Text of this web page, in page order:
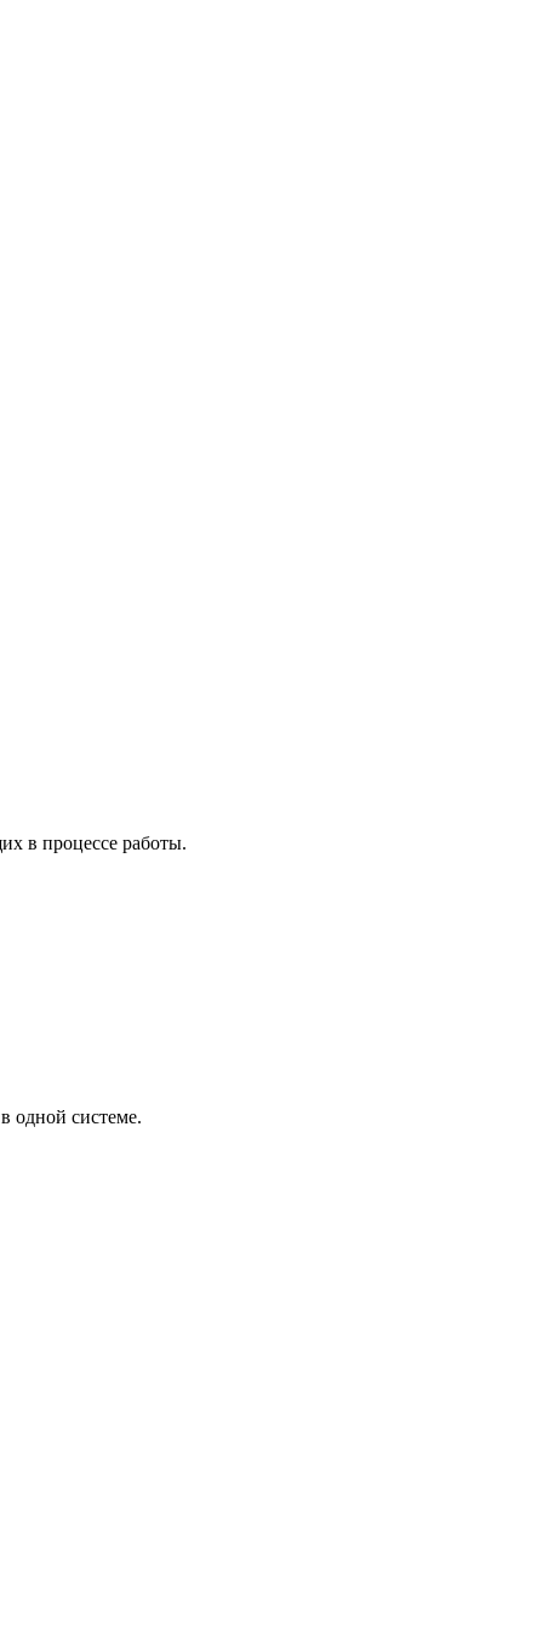
в процессе работы.
одной системе.